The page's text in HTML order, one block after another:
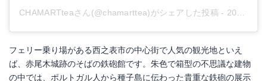
CHAMARTteaさん(@chamarttea)がシェアした投稿 - 2018年 6月月28日午後4時31分PDT
フェリー乗り場がある西之表市の中心街で人気の観光地といえ
ば、赤尾木城跡のそばの鉄砲館です。朱色で箱型の不思議な建物
の中では、ポルトガル人から種子島に伝わった貴重な鉄砲の展示